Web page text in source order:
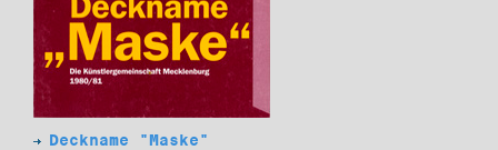
Deckname "Maske"